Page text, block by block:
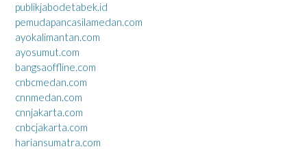
publikjabodetabek.id
pemudapancasilamedan.com
ayokalimantan.com
ayosumut.com
bangsaoffline.com
cnbcmedan.com
cnnmedan.com
cnnjakarta.com
cnbcjakarta.com
hariansumatra.com